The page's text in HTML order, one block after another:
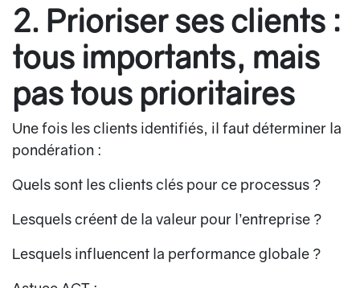
2. Prioriser ses clients :
tous importants, mais
pas tous prioritaires
Une fois les clients identifiés, il faut déterminer la
pondération :
Quels sont les clients clés pour ce processus ?
Lesquels créent de la valeur pour l’entreprise ?
Lesquels influencent la performance globale ?